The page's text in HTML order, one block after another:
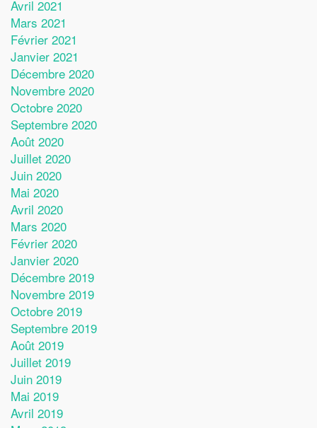
Avril 2021
Mars 2021
Février 2021
Janvier 2021
Décembre 2020
Novembre 2020
Octobre 2020
Septembre 2020
Août 2020
Juillet 2020
Juin 2020
Mai 2020
Avril 2020
Mars 2020
Février 2020
Janvier 2020
Décembre 2019
Novembre 2019
Octobre 2019
Septembre 2019
Août 2019
Juillet 2019
Juin 2019
Mai 2019
Avril 2019